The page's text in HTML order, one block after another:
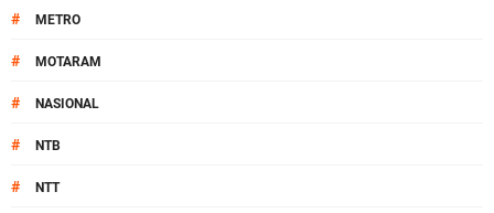
# METRO
# MOTARAM
# NASIONAL
# NTB
# NTT